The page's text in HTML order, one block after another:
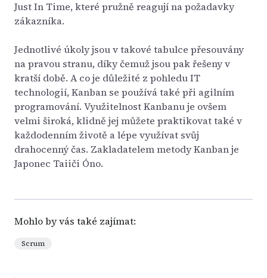
Just In Time, které pružně reagují na požadavky
zákazníka.
Jednotlivé úkoly jsou v takové tabulce přesouvány
na pravou stranu, díky čemuž jsou pak řešeny v
kratší době. A co je důležité z pohledu IT
technologií, Kanban se používá také při agilním
programování. Využitelnost Kanbanu je ovšem
velmi široká, klidně jej můžete praktikovat také v
každodenním životě a lépe využívat svůj
drahocenný čas. Zakladatelem metody Kanban je
Japonec Taiiči Óno.
Mohlo by vás také zajímat:
Scrum